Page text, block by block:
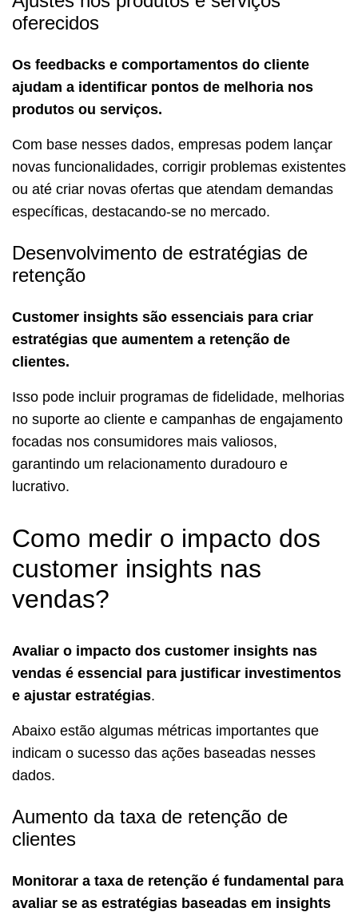
oferecidos
Os feedbacks e comportamentos do cliente
ajudam a identificar pontos de melhoria nos
produtos ou serviços.
Com base nesses dados, empresas podem lançar
novas funcionalidades, corrigir problemas existentes
ou até criar novas ofertas que atendam demandas
específicas, destacando-se no mercado.
Desenvolvimento de estratégias de
retenção
Customer insights são essenciais para criar
estratégias que aumentem a retenção de
clientes.
Isso pode incluir programas de fidelidade, melhorias
no suporte ao cliente e campanhas de engajamento
focadas nos consumidores mais valiosos,
garantindo um relacionamento duradouro e
lucrativo.
Como medir o impacto dos
customer insights nas
vendas?
Avaliar o impacto dos customer insights nas
vendas é essencial para justificar investimentos
e ajustar estratégias.
Abaixo estão algumas métricas importantes que
indicam o sucesso das ações baseadas nesses
dados.
Aumento da taxa de retenção de
clientes
Monitorar a taxa de retenção é fundamental para
avaliar se as estratégias baseadas em insights